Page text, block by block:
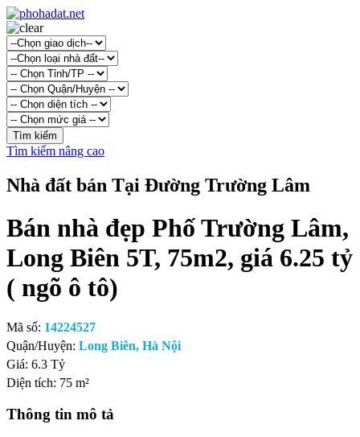
Tìm kiếm nâng cao
Nhà đất bán Tại Đường Trường Lâm
Bán nhà đẹp Phố Trường Lâm,
Long Biên 5T, 75m2, giá 6.25 tỷ
( ngõ ô tô)
Mã số: 14224527
Quận/Huyện: Long Biên, Hà Nội
Giá: 6.3 Tỷ
Diện tích: 75 m²
Thông tin mô tả